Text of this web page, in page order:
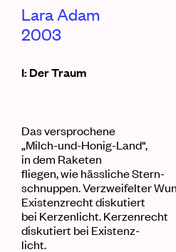
Lara Adam
2003
I: Der Traum
Das versprochene
„Milch-und-Honig-Land“,
in dem Raketen
fliegen, wie hässliche Stern-
schnuppen. Verzweifelter
Existenzrecht diskutiert
bei Kerzenlicht. Kerzenrecht
diskutiert bei Existenz-
licht.